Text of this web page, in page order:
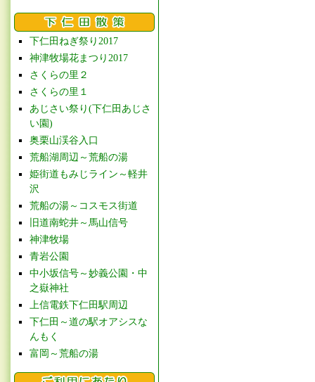
下仁田ねぎ祭り2017
神津牧場花まつり2017
さくらの里２
さくらの里１
あじさい祭り(下仁田あじさ
い園)
奥栗山渓谷入口
荒船湖周辺～荒船の湯
姫街道もみじライン～軽井
沢
荒船の湯～コスモス街道
旧道南蛇井～馬山信号
神津牧場
青岩公園
中小坂信号～妙義公園・中
之嶽神社
上信電鉄下仁田駅周辺
下仁田～道の駅オアシスな
んもく
富岡～荒船の湯